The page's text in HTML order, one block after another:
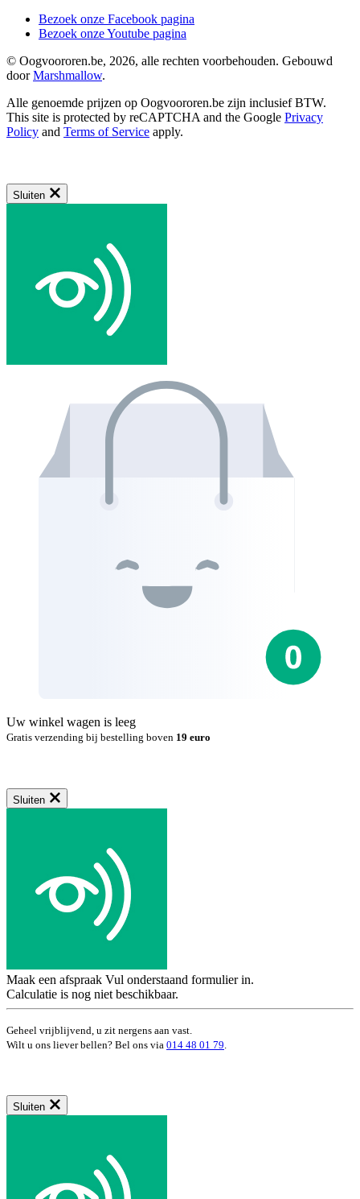
Bezoek onze Facebook pagina
Bezoek onze Youtube pagina
© Oogvoororen.be, 2026, alle rechten voorbehouden. Gebouwd
doorMarshmallow.
Alle genoemde prijzen op Oogvoororen.be zijn inclusief BTW.
This site is protected by reCAPTCHA and the Google Privacy
Policy and Terms of Service apply.
Sluiten
Uw winkel wagen is leeg
Gratis verzending bij bestelling boven 19 euro
Sluiten
Maak een afspraak Vul onderstaand formulier in.
Calculatie is nog niet beschikbaar.
Geheel vrijblijvend, u zit nergens aan vast.
Wilt u ons liever bellen? Bel ons via 014 48 01 79
Sluiten